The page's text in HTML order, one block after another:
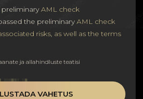
AML check
the preliminaryAML check
risks, as well as the terms
ja allahindluste teatisi
VAHETUS